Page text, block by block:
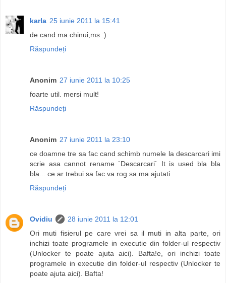
karla 25 iunie 2011 la 15:41
de cand ma chinui,ms :)
Răspundeți
Anonim 27 iunie 2011 la 10:25
foarte util. mersi mult!
Răspundeți
Anonim 27 iunie 2011 la 23:10
ce doamne tre sa fac cand schimb numele la descarcari imi
scrie asa cannot rename `Descarcari` It is used bla bla
bla... ce ar trebui sa fac va rog sa ma ajutati
Răspundeți
Ovidiu
28 iunie 2011 la 12:01
Ori muti fisierul pe care vrei sa il muti in alta parte, ori
inchizi toate programele in executie din folder-ul respectiv
(Unlocker te poate ajuta aici). Bafta!e, ori inchizi toate
programele in executie din folder-ul respectiv (Unlocker te
poate ajuta aici). Bafta!